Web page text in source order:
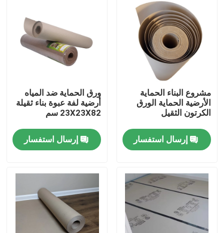
إتصال
المنتجات
ورق حماية الأرضيات
لفة حماية الأرضيات المؤقتة
ورق الكرافت لحماية الأرضيات
ورق طباعة كرتون
صفائح الأرضيات للماء
مشروع البناء الحماية
الأرضية الحماية الورق
الكرتون الثقيل
إرسال استفسار
ورق الحماية ضد المياه
أرضية لفة عبوة بناء ثقيلة
23X23X82 سم
إرسال استفسار